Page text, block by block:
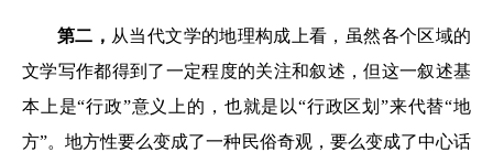
第二， 从当代文学的地理构成上看，虽然各个区域的
文学写作都得到了一定程度的关注和叙述，但这一叙述基
本上是“行政”意义上的，也就是以“行政区划”来代替“地
方”。地方性要么变成了一种民俗奇观，要么变成了中心话